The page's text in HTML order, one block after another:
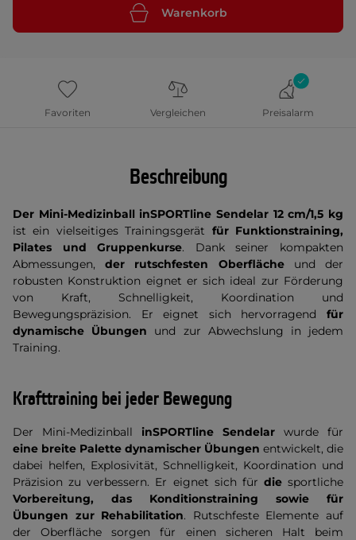
Warenkorb
Favoriten Vergleichen Preisalarm
Beschreibung
Der Mini-Medizinball inSPORTline Sendelar 12 cm/1,5 kg
ist ein vielseitiges Trainingsgerät für Funktionstraining,
Pilates und Gruppenkurse. Dank seiner kompakten
Abmessungen,der rutschfesten Oberflächeund der
robusten Konstruktion eignet er sich ideal zur Förderung
von Kraft, Schnelligkeit, Koordination und
Bewegungspräzision. Er eignet sich hervorragend für
dynamische Übungen und zur Abwechslung in jedem
Training.
Krafttraining bei jeder Bewegung
Der Mini-Medizinball inSPORTline Sendelar wurde für
eine breite Palette dynamischer Übungen entwickelt, die
dabei helfen, Explosivität, Schnelligkeit, Koordination und
Präzision zu verbessern. Er eignet sich für diesportliche
Vorbereitung, das Konditionstraining sowie für
Übungen zur Rehabilitation. Rutschfeste Elemente auf
der Oberfläche sorgen für einen sicheren Halt beim